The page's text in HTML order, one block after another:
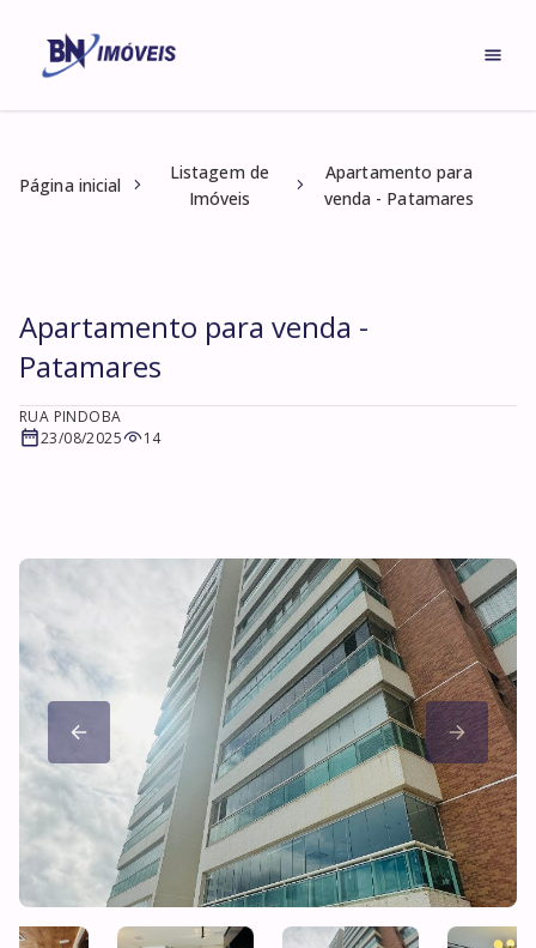
Página inicial
Listagem de
Imóveis
Apartamento para
venda - Patamares
Apartamento para venda -
Patamares
RUA PINDOBA
23/08/2025
14